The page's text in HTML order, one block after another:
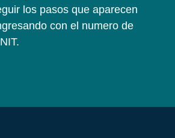
los pasos que aparecen
con el numero de